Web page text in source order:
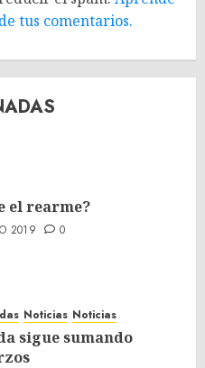
tus comentarios.
el rearme?
2019 0
Noticias Noticias
sigue sumando